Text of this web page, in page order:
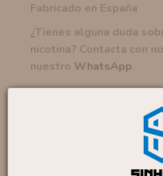
Fabricado en España
¿Tienes alguna duda
nicotina? Contacta con
nuestro WhatsApp
Sales